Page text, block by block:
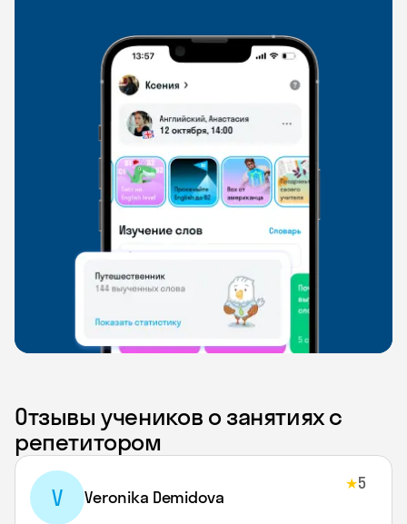
Отзывы учеников о занятиях с
репетитором
V Veronika Demidova
★5